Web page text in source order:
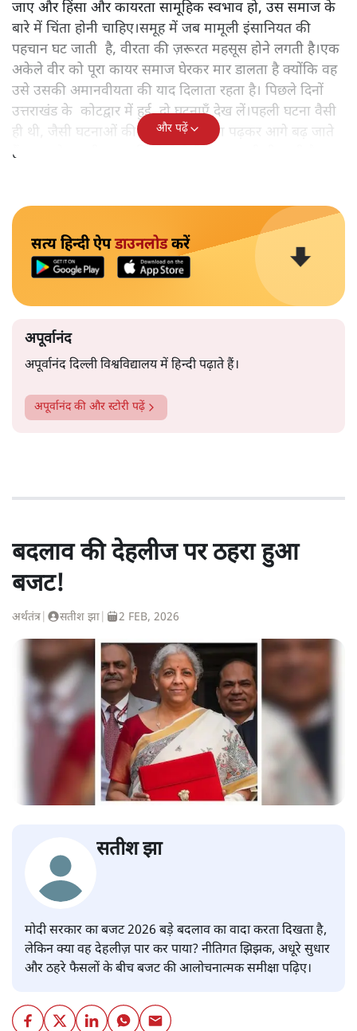
जाए और हिंसा और कायरता सामूहिक स्वभाव हो, उस समाज के
बारे में चिंता होनी चाहिए।समूह में जब मामूली इंसानियत की
पहचान घट जाती है, वीरता की ज़रूरत महसूस होने लगती है।एक
अकेले वीर को पूरा कायर समाज घेरकर मार डालता है क्योंकि वह
उसे उसकी अमानवीयता की याद दिलाता रहता है। पिछले दिनों
उत्तराखंड के कोटद्वार में हुई दो घटनाएँ देख लें।पहली घटना वैसी
ही थी, जैसी घटनाओं की खबर हम रोज़ाना पढ़कर आगे बढ़ जाते
हैं।भारत के तक़रीबन हर हिस्से से ऐसी खबर आती ही रहती है।
और पढ़ें
सत्य हिन्दी ऐपडाउनलोडकरें
अपूर्वानंद
अपूर्वानंद दिल्ली विश्वविद्यालय में हिन्दी पढ़ाते हैं।
अपूर्वानंदकी और स्टोरी पढ़ें
बदलाव की देहलीज पर ठहरा हुआ
बजट!
अर्थतंत्र सतीश झा 2 FEB, 2026
सतीश झा
मोदी सरकार का बजट 2026 बड़े बदलाव का वादा करता दिखता है,
लेकिन क्या वह देहलीज़ पार कर पाया? नीतिगत झिझक, अधूरे सुधार
और ठहरे फैसलों के बीच बजट की आलोचनात्मक समीक्षा पढ़िए।